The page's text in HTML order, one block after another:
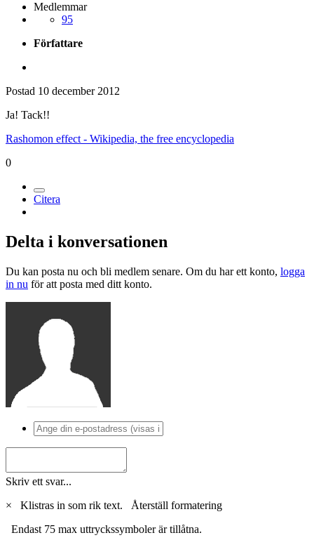
Medlemmar
95
Författare
Postad 10 december 2012
Ja! Tack!!
Rashomon effect - Wikipedia, the free encyclopedia
0
Citera
Delta i konversationen
Du kan posta nu och bli medlem senare. Om du har ett konto, logga
in nu för att posta med ditt konto.
Skriv ett svar...
×
Klistras in som rik text. Återställ formatering
Endast 75 max uttryckssymboler är tillåtna.